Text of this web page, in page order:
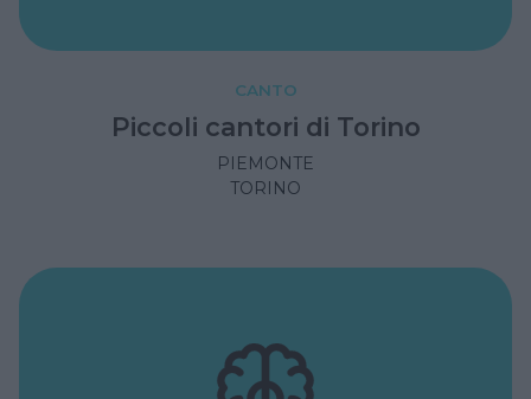
CANTO
Piccoli cantori di Torino
PIEMONTE
TORINO